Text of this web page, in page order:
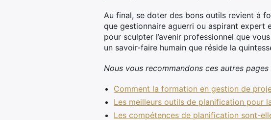
Au final, se doter des bons outils revient à
que gestionnaire aguerri ou aspirant expert
pour sculpter l’avenir professionnel que
un savoir-faire humain que réside la
Nous vous recommandons ces autres pages
Comment la formation en gestion de
Les meilleurs outils de planification pour
Les compétences de planification sont-